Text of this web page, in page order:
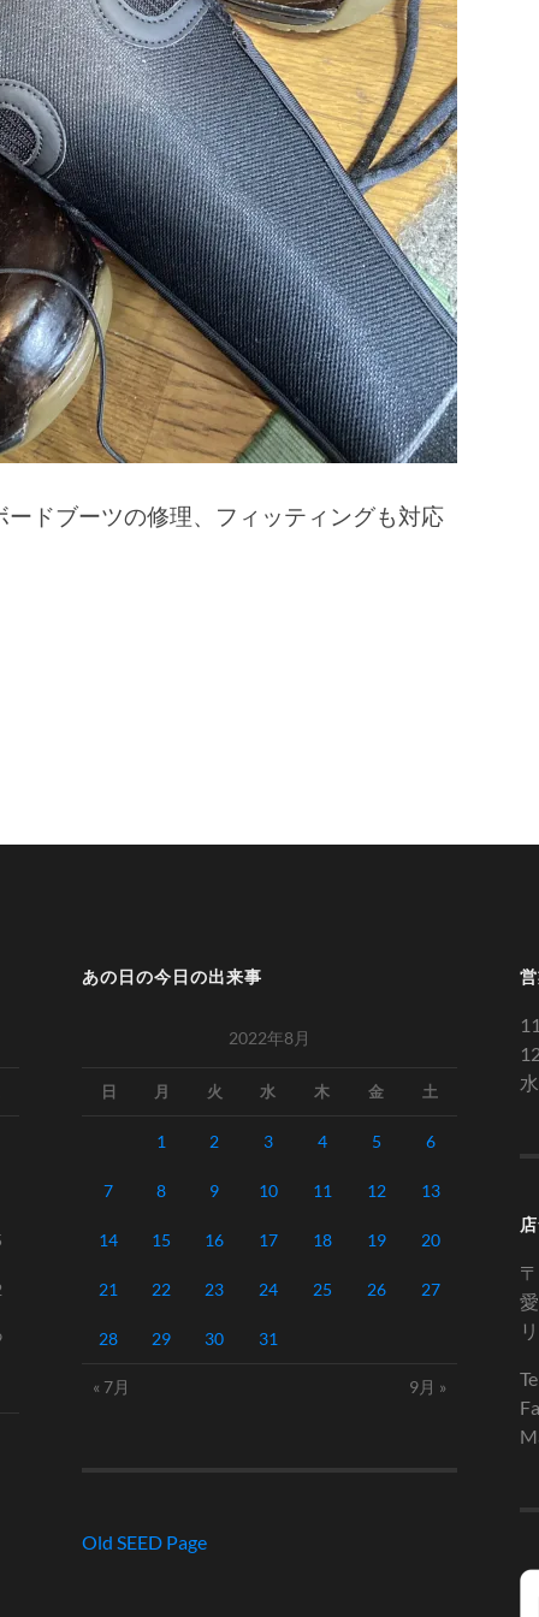
ドブーツの修理、フィッティングも対応
あの日の今日の出来事
2022年8月
日 月 火 水 木 金 土
1 2 3 4 5 6
7 8 9 10 11 12 13
14 15 16 17 18 19 20
21 22 23 24 25 26 27
28 29 30 31
« 7月 9月 »
Old SEED Page